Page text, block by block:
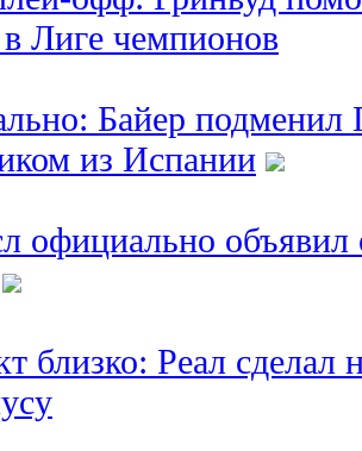
Лиге чемпионов
Байер подменил
из Испании
официально объявил
близко: Реал сделал